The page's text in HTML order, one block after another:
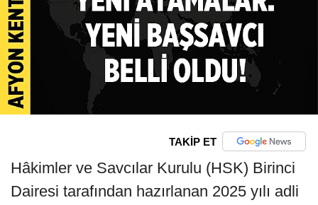
TAKİP ET
Hâkimler ve Savcılar Kurulu (HSK) Birinci
Dairesi tarafından hazırlanan 2025 yılı adli